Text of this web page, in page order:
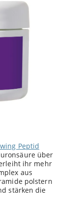
Peptid
über
ihr mehr
aus
polstern
stärken die